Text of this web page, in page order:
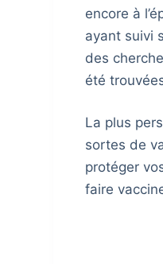
encore à
ayant suivi
des
été
La plus
sortes de
protéger
faire